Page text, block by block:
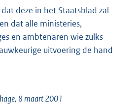
deze in het Staatsblad zal
dat alle ministeries,
en ambtenaren wie zulks
uitvoering de hand
8 maart 2001